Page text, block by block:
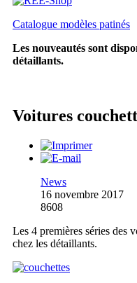
Catalogue modèles patinés
Les nouveautés sont
détaillants.
Voitures
News
16 novembre 2017
8608
Les 4 premières séries des
chez les détaillants.